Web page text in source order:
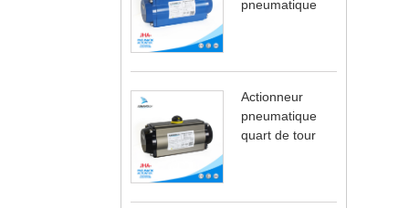
pneumatique
Actionneur
pneumatique
quart de tour